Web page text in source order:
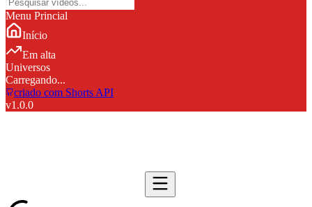
Menu Princial
Início
Em alta
Universos
Carregando...
criado com Shorts API
v1.0.0